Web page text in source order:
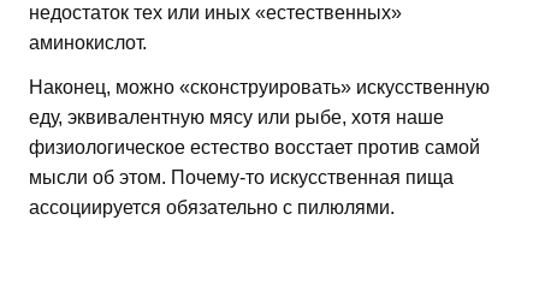
недостаток тех или иных «естественных»
аминокислот.
Наконец, можно «сконструировать» искусственную
еду, эквивалентную мясу или рыбе, хотя наше
физиологическое естество восстает против самой
мысли об этом. Почему-то искусственная пища
ассоциируется обязательно с пилюлями.